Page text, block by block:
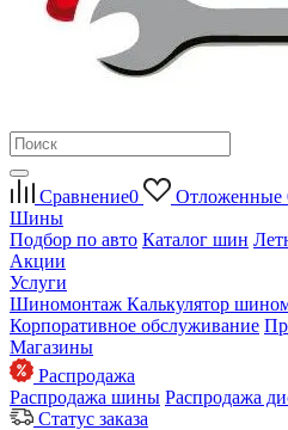
Сравнение0 Отложенные
Шины
Подбор по авто Каталог шин
Акции
Услуги
Шиномонтаж Калькулятор
Корпоративное обслуживание
Магазины
Распродажа
Распродажа шины Распродажа
Статус заказа